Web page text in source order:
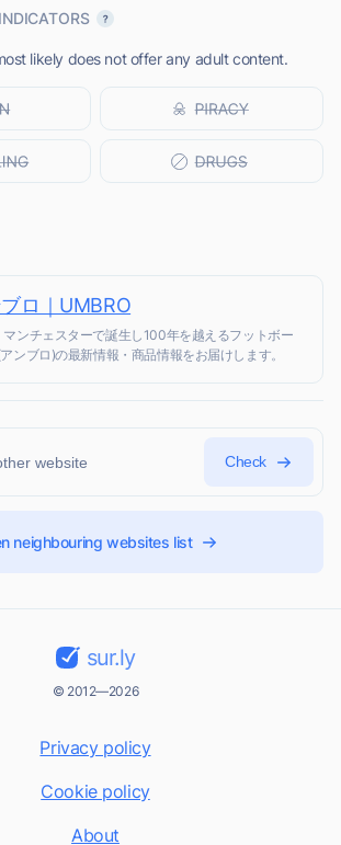
likely does not offer any adult content.
ブロ｜UMBRO
ンチェスターで誕生し100年を越えるフットボー
ンブロ)の最新情報・商品情報をお届けします。
Check
neighbouring websites list
sur.ly
© 2012—2026
Privacy policy
Cookie policy
About